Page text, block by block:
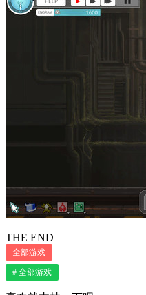
THE END
全部游戏
# 全部游戏